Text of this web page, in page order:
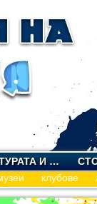
И …
клубове